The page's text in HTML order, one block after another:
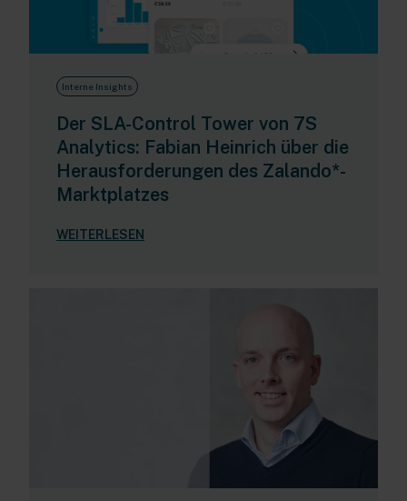
Interne Insights
Der SLA-Control Tower von 7S
Analytics: Fabian Heinrich über die
Herausforderungen des Zalando*-
Marktplatzes
WEITERLESEN